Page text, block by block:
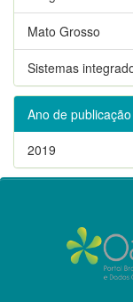
Mato Grosso
Sistemas
Ano de publicação
2019